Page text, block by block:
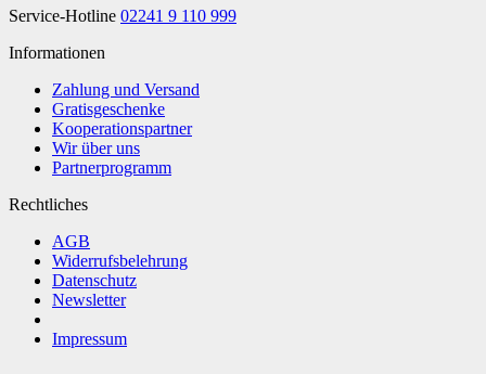
Service-Hotline 02241 9 110 999
Informationen
Zahlung und Versand
Gratisgeschenke
Kooperationspartner
Wir über uns
Partnerprogramm
Rechtliches
AGB
Widerrufsbelehrung
Datenschutz
Newsletter
Impressum